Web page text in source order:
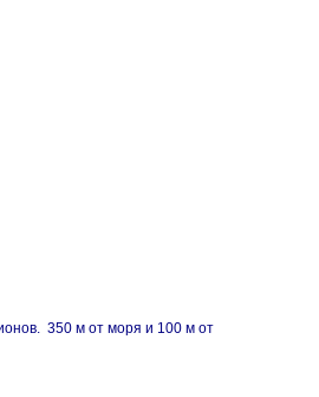
350 м от моря и 100 м от